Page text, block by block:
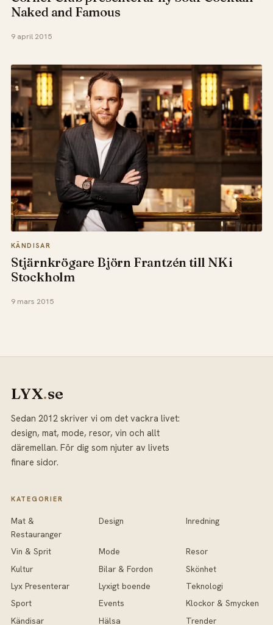
Naked and Famous
9 april 2015
KÄNDISAR
Stjärnkrögare Björn Frantzén till NK i
Stockholm
9 mars 2015
LYX.se
Sedan 2012 skriver vi om det vackra livet:
design, mat, mode, resor, vin och allt
däremellan. För dig som njuter av livets
finare sidor.
KATEGORIER
Mat &
Restauranger
Design Inredning
Vin & Sprit Mode
Resor
Kultur
Bilar & Fordon
Skönhet
Lyx Presenterar
Lyxigt boende
Teknologi
Sport
Events
Klockor & Smycken
Kändisar
Hälsa Trender